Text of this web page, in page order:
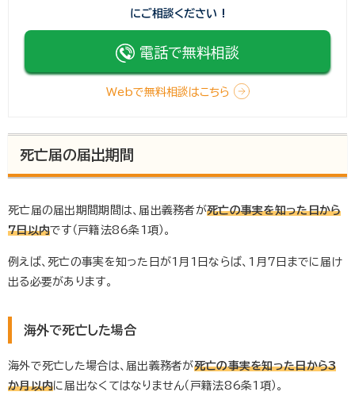
にご相談ください !
電話で無料相談
Webで無料相談はこちら
死亡届の届出期間
死亡届の届出期間期間は、届出義務者が死亡の事実を知った日から
7日以内です（戸籍法86条1項）。
例えば、死亡の事実を知った日が1月1日ならば、1月7日までに届け
出る必要があります。
海外で死亡した場合
海外で死亡した場合は、届出義務者が死亡の事実を知った日から3
か月以内に届出なくてはなりません（戸籍法86条1項）。